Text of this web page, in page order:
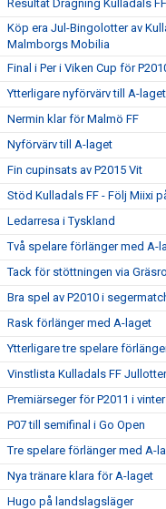
Resultat Dragning Kulladals
Köp era Jul-Bingolotter av
Malmborgs Mobilia
Final i Per i Viken Cup för
Ytterligare nyförvärv till A-laget
Nermin klar för Malmö FF
Nyförvärv till A-laget
Fin cupinsats av P2015 Vit
Stöd Kulladals FF - Följ Miixi
Ledarresa i Tyskland
Två spelare förlänger med A-
Tack för stöttningen via
Bra spel av P2010 i
Rask förlänger med A-laget
Ytterligare tre spelare
Vinstlista Kulladals FF
Premiärseger för P2011 i
P07 till semifinal i Go Open
Tre spelare förlänger med A-
Nya tränare klara för A-laget
Hugo på landslagsläger